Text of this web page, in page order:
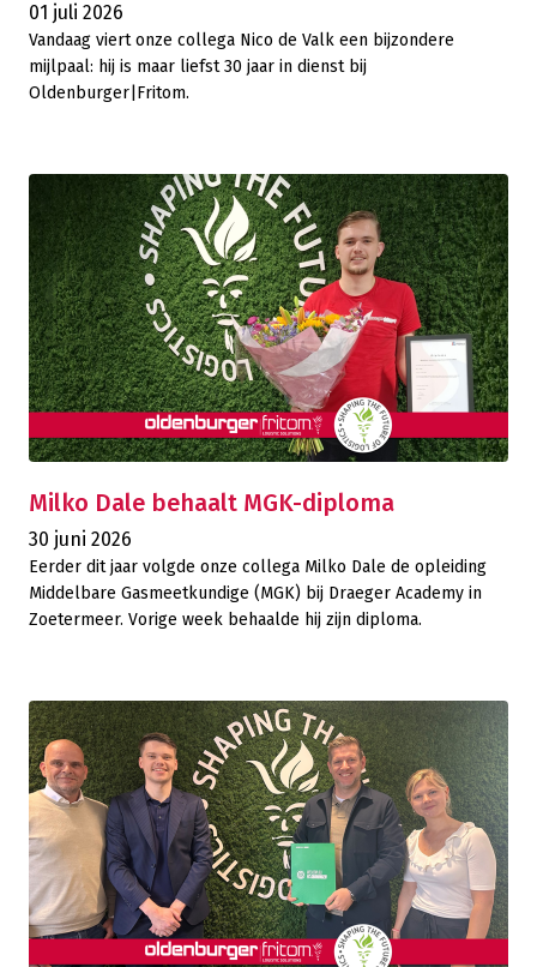
01 juli 2026
Vandaag viert onze collega Nico de Valk een bijzondere
mijlpaal: hij is maar liefst 30 jaar in dienst bij
Oldenburger|Fritom.
Milko Dale behaalt MGK-diploma
30 juni 2026
Eerder dit jaar volgde onze collega Milko Dale de opleiding
Middelbare Gasmeetkundige (MGK) bij Draeger Academy in
Zoetermeer. Vorige week behaalde hij zijn diploma.